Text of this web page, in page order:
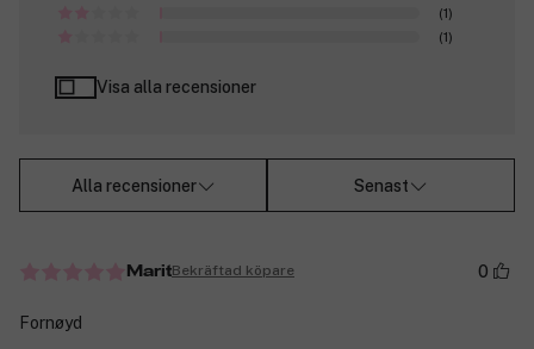
(1)
(1)
Visa alla recensioner
Alla recensioner Senast
MaritBekräftad köpare 0
Fornøyd